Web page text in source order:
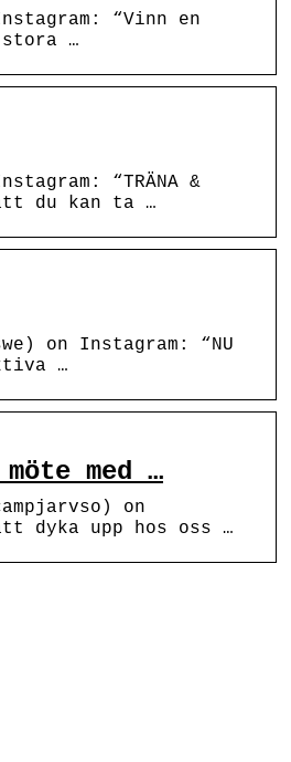
“Vinn en
…
“TRÄNA &
att du kan ta …
on Instagram: “NU
…
med …
on
dyka upp hos oss …